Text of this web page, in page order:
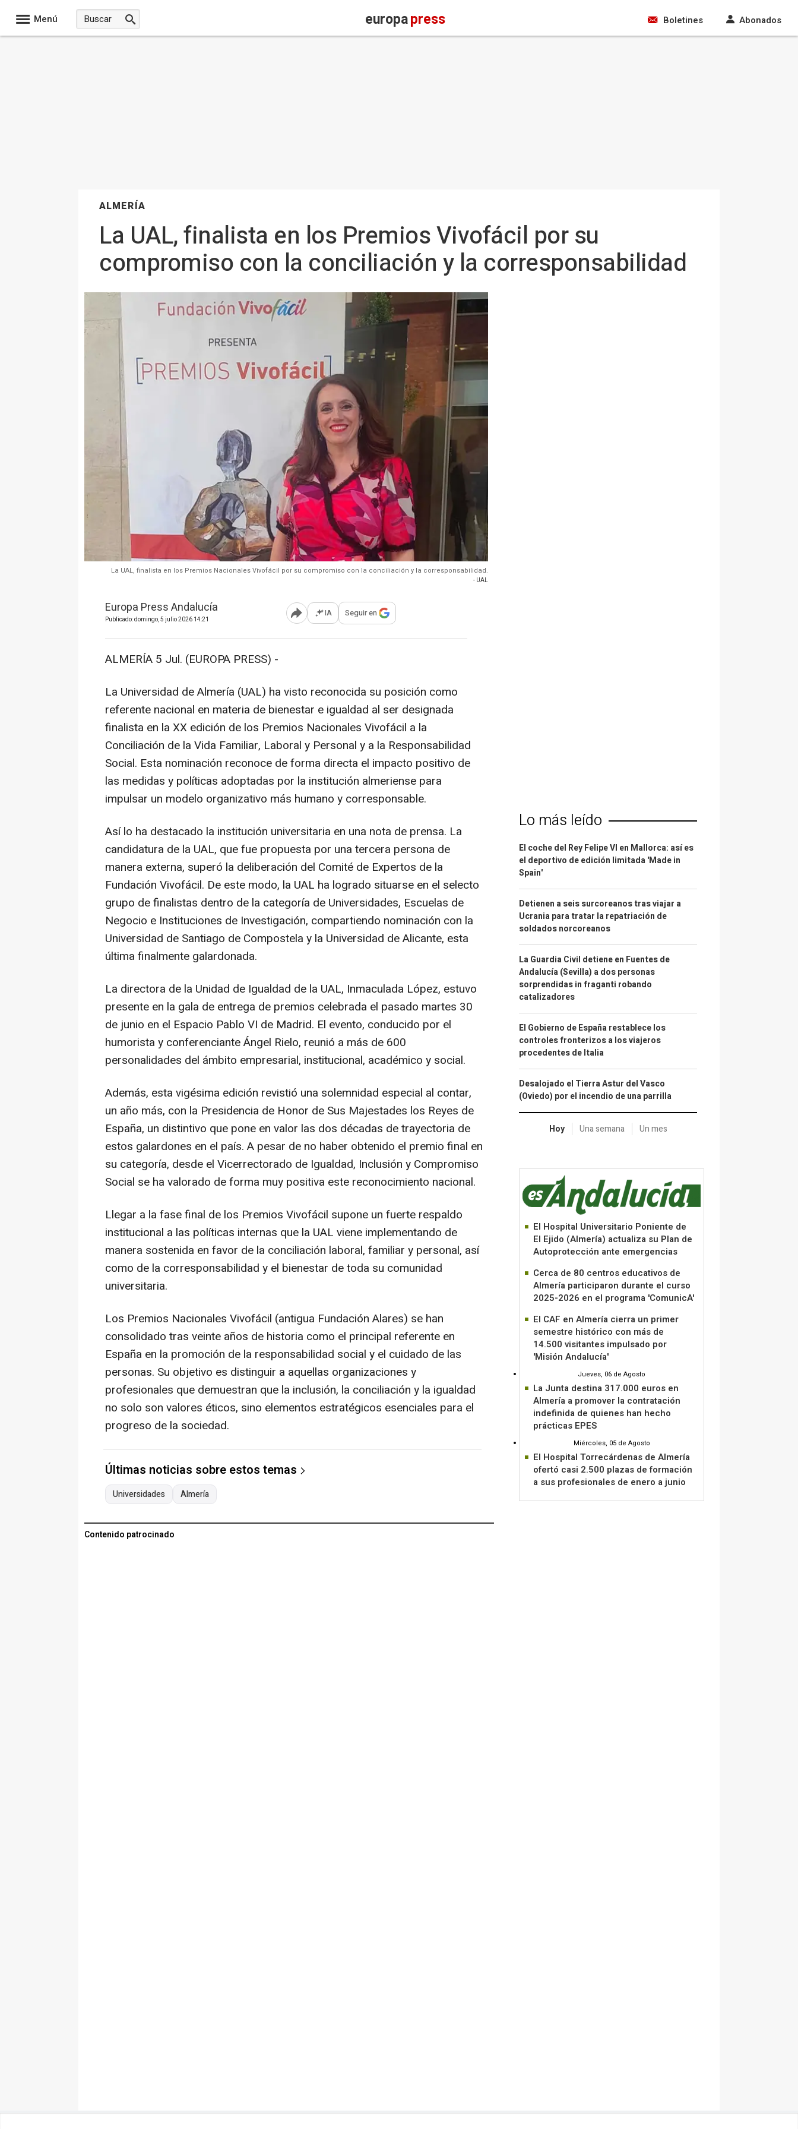
Menú europapress Boletines Abonados
ALMERÍA
La UAL, finalista en los Premios Vivofácil por su
compromiso con la conciliación y la corresponsabilidad
La UAL, finalista en los Premios Nacionales Vivofácil por su compromiso con la conciliación y la corresponsabilidad.
- UAL
Europa Press Andalucía
Publicado: domingo, 5 julio 2026 14:21 Abrir opciones para compartir
IA Seguir en
ALMERÍA 5 Jul. (EUROPA PRESS) -
La Universidad de Almería (UAL) ha visto reconocida su posición como
referente nacional en materia de bienestar e igualdad al ser designada
finalista en la XX edición de los Premios Nacionales Vivofácil a la
Conciliación de la Vida Familiar, Laboral y Personal y a la Responsabilidad
Social. Esta nominación reconoce de forma directa el impacto positivo de
las medidas y políticas adoptadas por la institución almeriense para
impulsar un modelo organizativo más humano y corresponsable.
Así lo ha destacado la institución universitaria en una nota de prensa. La
candidatura de la UAL, que fue propuesta por una tercera persona de
manera externa, superó la deliberación del Comité de Expertos de la
Fundación Vivofácil. De este modo, la UAL ha logrado situarse en el selecto
grupo de finalistas dentro de la categoría de Universidades, Escuelas de
Negocio e Instituciones de Investigación, compartiendo nominación con la
Universidad de Santiago de Compostela y la Universidad de Alicante, esta
última finalmente galardonada.
La directora de la Unidad de Igualdad de la UAL, Inmaculada López, estuvo
presente en la gala de entrega de premios celebrada el pasado martes 30
de junio en el Espacio Pablo VI de Madrid. El evento, conducido por el
humorista y conferenciante Ángel Rielo, reunió a más de 600
personalidades del ámbito empresarial, institucional, académico y social.
Además, esta vigésima edición revistió una solemnidad especial al contar,
un año más, con la Presidencia de Honor de Sus Majestades los Reyes de
España, un distintivo que pone en valor las dos décadas de trayectoria de
estos galardones en el país. A pesar de no haber obtenido el premio final en
su categoría, desde el Vicerrectorado de Igualdad, Inclusión y Compromiso
Social se ha valorado de forma muy positiva este reconocimiento nacional.
Llegar a la fase final de los Premios Vivofácil supone un fuerte respaldo
institucional a las políticas internas que la UAL viene implementando de
manera sostenida en favor de la conciliación laboral, familiar y personal, así
como de la corresponsabilidad y el bienestar de toda su comunidad
universitaria.
Los Premios Nacionales Vivofácil (antigua Fundación Alares) se han
consolidado tras veinte años de historia como el principal referente en
España en la promoción de la responsabilidad social y el cuidado de las
personas. Su objetivo es distinguir a aquellas organizaciones y
profesionales que demuestran que la inclusión, la conciliación y la igualdad
no solo son valores éticos, sino elementos estratégicos esenciales para el
progreso de la sociedad.
Últimas noticias sobre estos temas
Universidades Almería
Contenido patrocinado
Lo más leído
El coche del Rey Felipe VI en Mallorca: así es
el deportivo de edición limitada 'Made in
Spain'
Detienen a seis surcoreanos tras viajar a
Ucrania para tratar la repatriación de
soldados norcoreanos
La Guardia Civil detiene en Fuentes de
Andalucía (Sevilla) a dos personas
sorprendidas in fraganti robando
catalizadores
El Gobierno de España restablece los
controles fronterizos a los viajeros
procedentes de Italia
Desalojado el Tierra Astur del Vasco
(Oviedo) por el incendio de una parrilla
Hoy Una semana Un mes
El Hospital Universitario Poniente de
El Ejido (Almería) actualiza su Plan de
Autoprotección ante emergencias
Cerca de 80 centros educativos de
Almería participaron durante el curso
2025-2026 en el programa 'ComunicA'
El CAF en Almería cierra un primer
semestre histórico con más de
14.500 visitantes impulsado por
'Misión Andalucía'
Jueves, 06 de Agosto
La Junta destina 317.000 euros en
Almería a promover la contratación
indefinida de quienes han hecho
prácticas EPES
Miércoles, 05 de Agosto
El Hospital Torrecárdenas de Almería
ofertó casi 2.500 plazas de formación
a sus profesionales de enero a junio